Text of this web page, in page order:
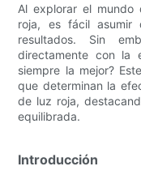
Al explorar el
roja, es fácil asumir
resultados. Sin
directamente con la
siempre la mejor?
que determinan la
de luz roja,
equilibrada.
Introducción